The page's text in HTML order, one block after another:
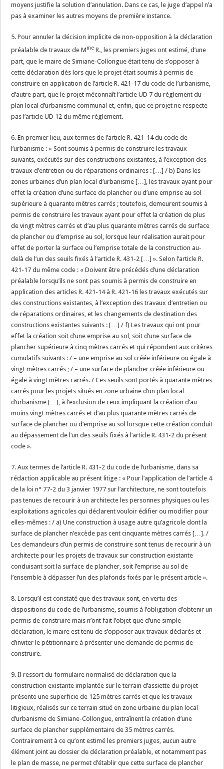
moyens justifie la solution d’annulation. Dans ce cas, le juge d’appel n’a
pas à examiner les autres moyens de première instance.
5. Pour annuler la décision implicite de non-opposition à la déclaration
préalable de travaux de Mme R., les premiers juges ont estimé, d’une
part, que le maire de Simiane-Collongue était tenu de s’opposer à
cette déclaration dès lors que le projet était soumis à permis de
construire en application de l’article R. 421-17 du code de l’urbanisme,
d’autre part, que le projet méconnaît l’article UD 7 du règlement du
plan local d’urbanisme communal et, enfin, que ce projet ne respecte
pas l’article UD 12 du même règlement.
6. En premier lieu, aux termes de l’article R. 421-14 du code de
l’urbanisme : « Sont soumis à permis de construire les travaux
suivants, exécutés sur des constructions existantes, à l’exception des
travaux d’entretien ou de réparations ordinaires : […] / b) Dans les
zones urbaines d’un plan local d’urbanisme […], les travaux ayant pour
effet la création d’une surface de plancher ou d’une emprise au sol
supérieure à quarante mètres carrés ; toutefois, demeurent soumis à
permis de construire les travaux ayant pour effet la création de plus
de vingt mètres carrés et d’au plus quarante mètres carrés de surface
de plancher ou d’emprise au sol, lorsque leur réalisation aurait pour
effet de porter la surface ou l’emprise totale de la construction au-
delà de l’un des seuils fixés à l’article R. 431-2 […] ». Selon l’article R.
421-17 du même code : « Doivent être précédés d’une déclaration
préalable lorsqu’ils ne sont pas soumis à permis de construire en
application des articles R. 421-14 à R. 421-16 les travaux exécutés sur
des constructions existantes, à l’exception des travaux d’entretien ou
de réparations ordinaires, et les changements de destination des
constructions existantes suivants : […] / f) Les travaux qui ont pour
effet la création soit d’une emprise au sol, soit d’une surface de
plancher supérieure à cinq mètres carrés et qui répondent aux critères
cumulatifs suivants : / – une emprise au sol créée inférieure ou égale à
vingt mètres carrés ; / – une surface de plancher créée inférieure ou
égale à vingt mètres carrés. / Ces seuils sont portés à quarante mètres
carrés pour les projets situés en zone urbaine d’un plan local
d’urbanisme […], à l’exclusion de ceux impliquant la création d’au
moins vingt mètres carrés et d’au plus quarante mètres carrés de
surface de plancher ou d’emprise au sol lorsque cette création conduit
au dépassement de l’un des seuils fixés à l’article R. 431-2 du présent
code ».
7. Aux termes de l’article R. 431-2 du code de l’urbanisme, dans sa
rédaction applicable au présent litige : « Pour l’application de l’article 4
de la loi n° 77-2 du 3 janvier 1977 sur l’architecture, ne sont toutefois
pas tenues de recourir à un architecte les personnes physiques ou les
exploitations agricoles qui déclarent vouloir édifier ou modifier pour
elles-mêmes : / a) Une construction à usage autre qu’agricole dont la
surface de plancher n’excède pas cent cinquante mètres carrés […]. /
Les demandeurs d’un permis de construire sont tenus de recourir à un
architecte pour les projets de travaux sur construction existante
conduisant soit la surface de plancher, soit l’emprise au sol de
l’ensemble à dépasser l’un des plafonds fixés par le présent article ».
8. Lorsqu’il est constaté que des travaux sont, en vertu des
dispositions du code de l’urbanisme, soumis à l’obligation d’obtenir un
permis de construire mais n’ont fait l’objet que d’une simple
déclaration, le maire est tenu de s’opposer aux travaux déclarés et
d’inviter le pétitionnaire à présenter une demande de permis de
construire.
9. Il ressort du formulaire normalisé de déclaration que la
construction existante implantée sur le terrain d’assiette du projet
présente une superficie de 125 mètres carrés et que les travaux
litigieux, réalisés sur ce terrain situé en zone urbaine du plan local
d’urbanisme de Simiane-Collongue, entraînent la création d’une
surface de plancher supplémentaire de 35 mètres carrés.
Contrairement à ce qu’ont estimé les premiers juges, aucun autre
élément joint au dossier de déclaration préalable, et notamment pas
le plan de masse, ne permet d’établir que cette surface de plancher